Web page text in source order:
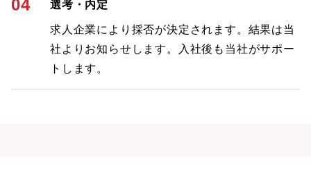
04 選考・内定
求人企業により採否が決定されます。結果は当
社よりお知らせします。入社後も当社がサポー
トします。